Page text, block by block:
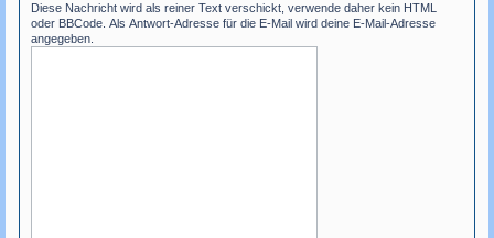
Diese Nachricht wird als reiner Text verschickt, verwende daher kein HTML
oder BBCode. Als Antwort-Adresse für die E-Mail wird deine E-Mail-Adresse
angegeben.